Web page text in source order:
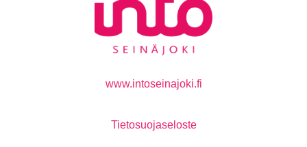
www.intoseinajoki.fi
Tietosuojaseloste